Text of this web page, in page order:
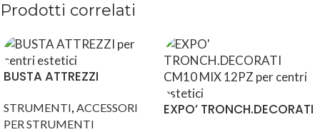
Prodotti correlati
BUSTA ATTREZZI
STRUMENTI, ACCESSORI
PER STRUMENTI
EXPO’ TRONCH.DECORATI